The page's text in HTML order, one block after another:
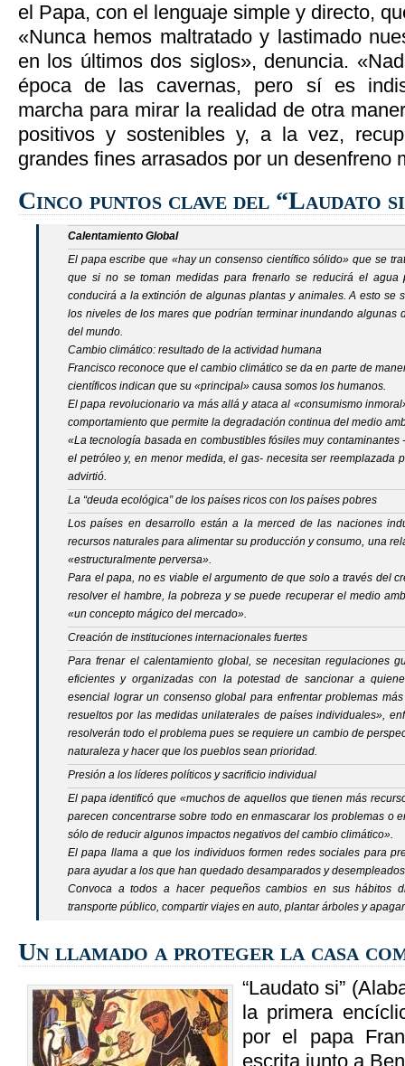
el Papa, con el lenguaje simple y directo,
«Nunca hemos maltratado y lastimado
en los últimos dos siglos», denuncia.
época de las cavernas, pero sí es
marcha para mirar la realidad de otra
positivos y sostenibles y, a la vez,
grandes fines arrasados por un desenfreno
Cinco puntos clave del “Laudato
Calentamiento Global
El papa escribe que «hay un consenso científico sólido» que se
que si no se toman medidas para frenarlo se reducirá el agua
conducirá a la extinción de algunas plantas y animales. A esto se
los niveles de los mares que podrían terminar inundando algunas
del mundo.
Cambio climático: resultado de la actividad humana
Francisco reconoce que el cambio climático se da en parte de
científicos indican que su «principal» causa somos los humanos.
El papa revolucionario va más allá y ataca al «consumismo
comportamiento que permite la degradación continua del medio
«La tecnología basada en combustibles fósiles muy
el petróleo y, en menor medida, el gas- necesita ser reemplazada
advirtió.
La “deuda ecológica” de los países ricos con los países pobres
Los países en desarrollo están a la merced de las naciones
recursos naturales para alimentar su producción y consumo, una
«estructuralmente perversa».
Para el papa, no es viable el argumento de que solo a través del
resolver el hambre, la pobreza y se puede recuperar el medio
«un concepto mágico del mercado».
Creación de instituciones internacionales fuertes
Para frenar el calentamiento global, se necesitan regulaciones
eficientes y organizadas con la potestad de sancionar a
esencial lograr un consenso global para enfrentar problemas
resueltos por las medidas unilaterales de países individuales»,
resolverán todo el problema pues se requiere un cambio de
naturaleza y hacer que los pueblos sean prioridad.
Presión a los líderes políticos y sacrificio individual
El papa identificó que «muchos de aquellos que tienen más
parecen concentrarse sobre todo en enmascarar los problemas o
sólo de reducir algunos impactos negativos del cambio climático».
El papa llama a que los individuos formen redes sociales para
para ayudar a los que han quedado desamparados y
Convoca a todos a hacer pequeños cambios en sus hábitos
transporte público, compartir viajes en auto, plantar árboles y
Un llamado a proteger la casa
“Laudato si”
la primera
por el papa
escrita junto a